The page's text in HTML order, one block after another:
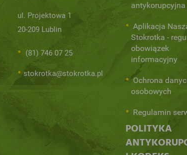
ul. Projektowa 1
20-209 Lublin
(81) 746 07 25
stokrotka@stokrotka.pl
antykorupcyjna
Aplikacja
Stokrotka -
obowiązek
informacyjny
Ochrona
osobowych
Regulamin
POLITYKA